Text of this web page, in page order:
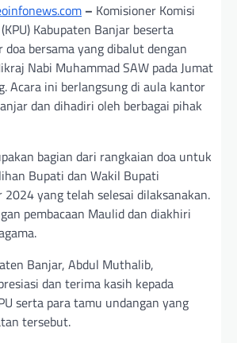
– Komisioner Komisi
Kabupaten Banjar beserta
bersama yang dibalut dengan
Nabi Muhammad SAW pada Jumat
Acara ini berlangsung di aula kantor
dan dihadiri oleh berbagai pihak
bagian dari rangkaian doa untuk
Bupati dan Wakil Bupati
2024 yang telah selesai dilaksanakan.
pembacaan Maulid dan diakhiri
Banjar, Abdul Muthalib,
dan terima kasih kepada
serta para tamu undangan yang
tersebut.